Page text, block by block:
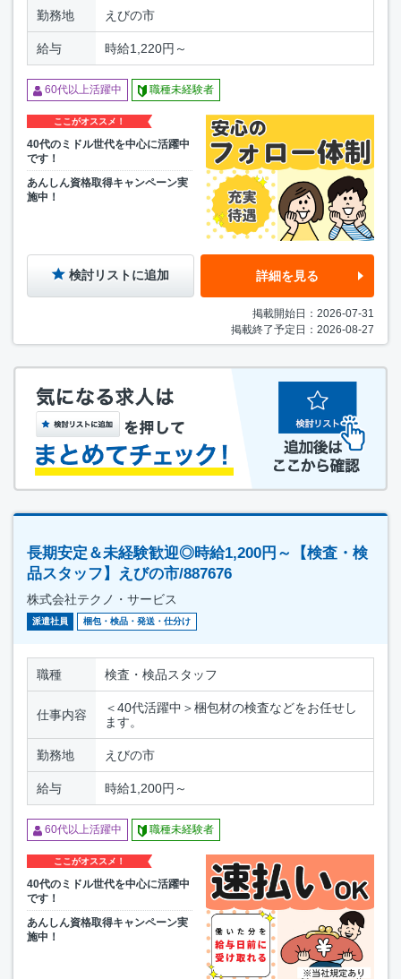
勤務地 えびの市
給与 時給1,220円～
60代以上活躍中 職種未経験者
ここがオススメ！
40代のミドル世代を中心に活躍中
です！
あんしん資格取得キャンペーン実
施中！
検討リストに追加 詳細を見る
掲載開始日：2026-07-31
掲載終了予定日：2026-08-27
長期安定＆未経験歓迎◎時給1,200円～【検査・検
品スタッフ】えびの市/887676
株式会社テクノ・サービス
派遣社員 梱包・検品・発送・仕分け
職種 検査・検品スタッフ
仕事内容
＜40代活躍中＞梱包材の検査などをお任せし
ます。
勤務地 えびの市
給与 時給1,200円～
60代以上活躍中 職種未経験者
ここがオススメ！
40代のミドル世代を中心に活躍中
です！
あんしん資格取得キャンペーン実
施中！